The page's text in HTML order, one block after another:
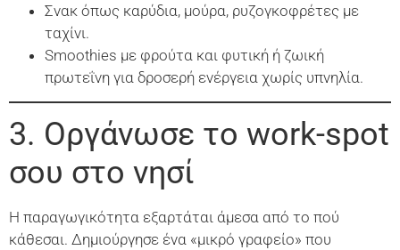
Σνακ όπως καρύδια, μούρα, ρυζογκοφρέτες με
ταχίνι.
Smoothies με φρούτα και φυτική ή ζωική
πρωτεΐνη για δροσερή ενέργεια χωρίς υπνηλία.
3. Οργάνωσε το work-spot
σου στο νησί
Η παραγωγικότητα εξαρτάται άμεσα από το πού
κάθεσαι. Δημιούργησε ένα «μικρό γραφείο» που